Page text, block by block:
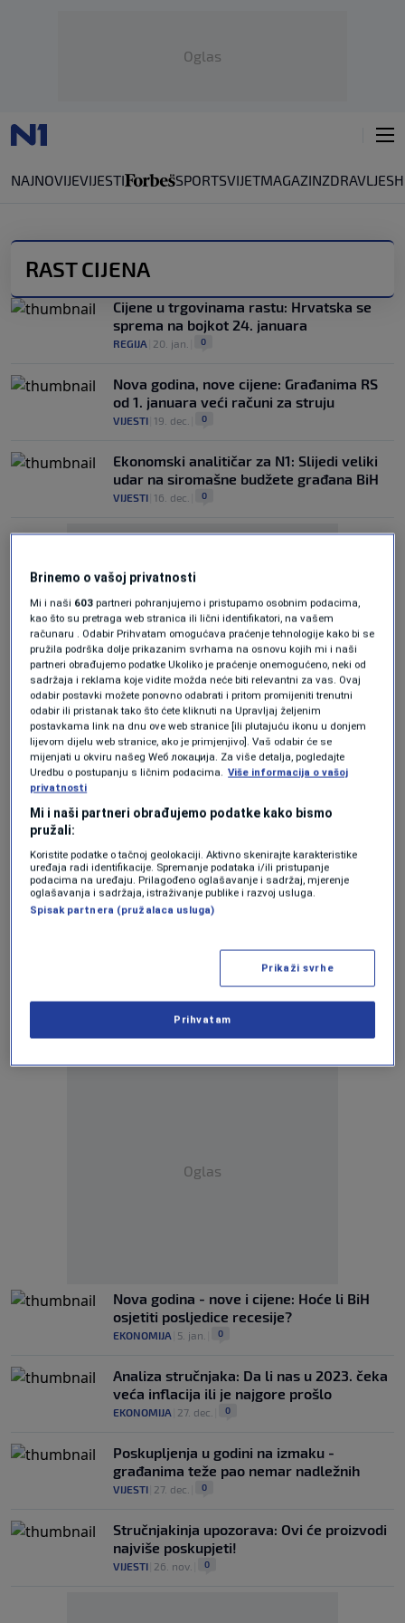
Oglas
NAJNOVIJEVIJESTI SPORTSVIJETMAGAZINZDRAVLJE
RAST CIJENA
Cijene u trgovinama rastu: Hrvatska se
sprema na bojkot 24. januara
REGIJA 20. jan. 0
Nova godina, nove cijene: Građanima RS
od 1. januara veći računi za struju
VIJESTI 19. dec. 0
Ekonomski analitičar za N1: Slijedi veliki
udar na siromašne budžete građana BiH
VIJESTI 16. dec. 0
Oglas
Inflacija u EU ubrzala u oktobru: Usluge i
svježa hrana najviše poskupjeli
BiH i do 5 KM
EKONOMIJA|4. nov.| 1
Cijene proizvoda i usluga u BiH u julu na
| 1
će biti sve skuplje
Oglas
Nova godina - nove i cijene: Hoće li BiH
osjetiti posljedice recesije?
EKONOMIJA 5. jan. 0
Analiza stručnjaka: Da li nas u 2023. čeka
veća inflacija ili je najgore prošlo
EKONOMIJA 27. dec. 0
Poskupljenja u godini na izmaku -
građanima teže pao nemar nadležnih
VIJESTI 27. dec. 0
Stručnjakinja upozorava: Ovi će proizvodi
najviše poskupjeti!
VIJESTI 26. nov. 0
Brinemo o vašoj privatnosti
Mi i naši 603 partneri pohranjujemo i pristupamo osobnim podacima,
kao što su pretraga web stranica ili lični identifikatori, na vašem
računaru . Odabir Prihvatam omogućava praćenje tehnologije kako bi se
pružila podrška dolje prikazanim svrhama na osnovu kojih mi i naši
partneri obrađujemo podatke Ukoliko je praćenje onemogućeno, neki od
sadržaja i reklama koje vidite možda neće biti relevantni za vas. Ovaj
odabir postavki možete ponovno odabrati i pritom promijeniti trenutni
odabir ili pristanak tako što ćete kliknuti na Upravljaj željenim
postavkama link na dnu ove web stranice [ili plutajuću ikonu u donjem
lijevom dijelu web stranice, ako je primjenjivo]. Vaš odabir će se
mijenjati u okviru našeg Wеб локација. Za više detalja, pogledajte
Uredbu o postupanju s ličnim podacima. Više informacija o vašoj
privatnosti
Mi i naši partneri obrađujemo podatke kako bismo
pružali:
Koristite podatke o tačnoj geolokaciji. Aktivno skenirajte karakteristike
uređaja radi identifikacije. Spremanje podataka i/ili pristupanje
podacima na uređaju. Prilagođeno oglašavanje i sadržaj, mjerenje
oglašavanja i sadržaja, istraživanje publike i razvoj usluga.
Spisak partnera (pružalaca usluga)
Prikaži svrhe
Prihvatam